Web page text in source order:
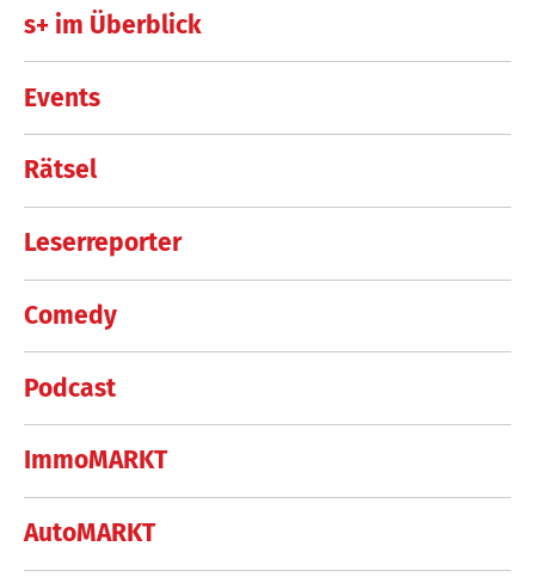
s+ im Überblick
Events
Rätsel
Leserreporter
Comedy
Podcast
ImmoMARKT
AutoMARKT